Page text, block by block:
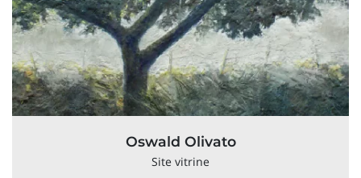
Oswald Olivato
Site vitrine